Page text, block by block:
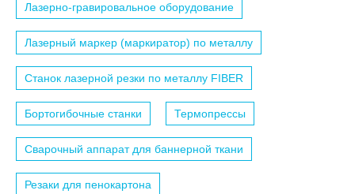
Лазерно-гравировальное оборудование
Лазерный маркер (маркиратор) по металлу
Станок лазерной резки по металлу FIBER
Бортогибочные станки Термопрессы
Сварочный аппарат для баннерной ткани
Резаки для пенокартона